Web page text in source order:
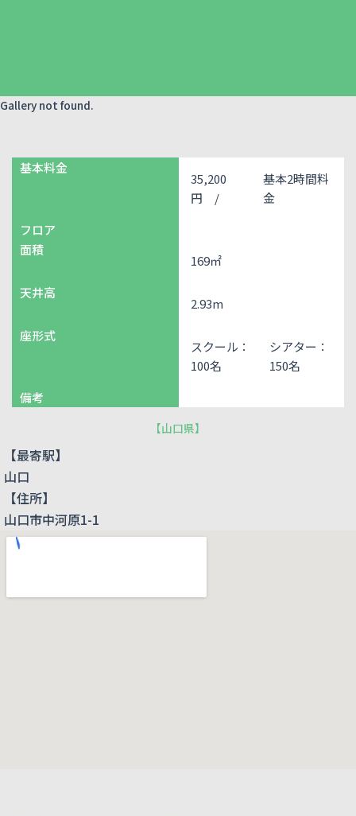
Gallery not found.
基本料金
35,200
円 /
基本2時間料
金
フロア
面積
169㎡
天井高
2.93m
座形式
スクール：
100名
シアター：
150名
備考
【山口県】
【最寄駅】
山口
【住所】
山口市中河原1-1